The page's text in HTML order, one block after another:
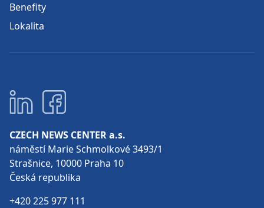
Benefity
Lokalita
CZECH NEWS CENTER a.s.
náměstí Marie Schmolkové 3493/1
Strašnice, 10000 Praha 10
Česká republika
+420 225 977 111